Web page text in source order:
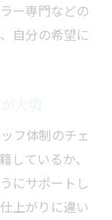
ー専門などの
自分の希望に
大切
フ体制のチェ
しているか、
にサポートし
上がりに違い